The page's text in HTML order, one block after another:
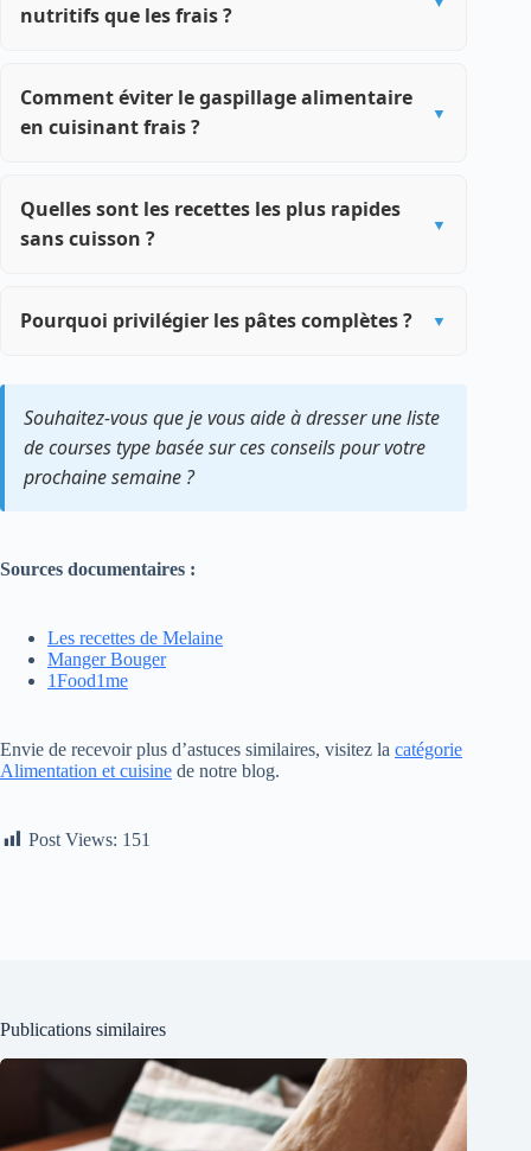
nutritifs que les frais ?
Comment éviter le gaspillage alimentaire
en cuisinant frais ?
Quelles sont les recettes les plus rapides
sans cuisson ?
Pourquoi privilégier les pâtes complètes ?
Souhaitez-vous que je vous aide à dresser une liste
de courses type basée sur ces conseils pour votre
prochaine semaine ?
Sources documentaires :
Les recettes de Melaine
Manger Bouger
1Food1me
Envie de recevoir plus d’astuces similaires, visitez la catégorie
Alimentation et cuisine de notre blog.
Post Views: 151
Publications similaires